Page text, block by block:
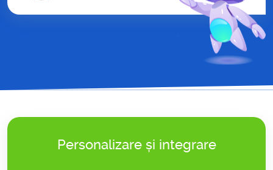
Personalizare și integrare